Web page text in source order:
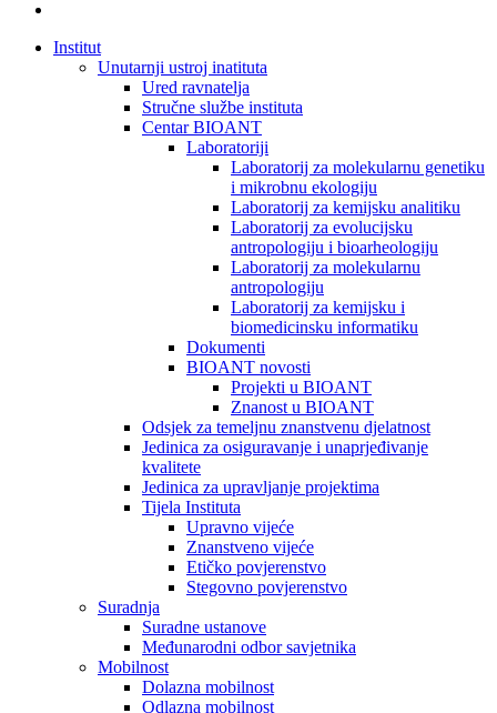
Institut
Unutarnji ustroj inatituta
Ured ravnatelja
Stručne službe instituta
Centar BIOANT
Laboratoriji
Laboratorij za molekularnu genetiku
i mikrobnu ekologiju
Laboratorij za kemijsku analitiku
Laboratorij za evolucijsku
antropologiju i bioarheologiju
Laboratorij za molekularnu
antropologiju
Laboratorij za kemijsku i
biomedicinsku informatiku
Dokumenti
BIOANT novosti
Projekti u BIOANT
Znanost u BIOANT
Odsjek za temeljnu znanstvenu djelatnost
Jedinica za osiguravanje i unaprjeđivanje
kvalitete
Jedinica za upravljanje projektima
Tijela Instituta
Upravno vijeće
Znanstveno vijeće
Etičko povjerenstvo
Stegovno povjerenstvo
Suradnja
Suradne ustanove
Međunarodni odbor savjetnika
Mobilnost
Dolazna mobilnost
Odlazna mobilnost